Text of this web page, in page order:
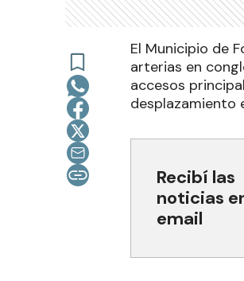
El Municipio de
arterias en
accesos
desplazamiento
Recibí las
noticias
email